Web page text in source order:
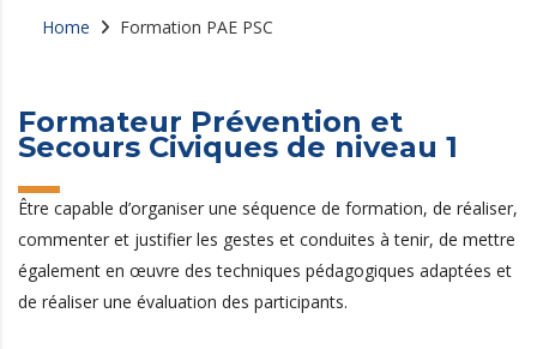
Home Formation PAE PSC
Formateur Prévention et
Secours Civiques de niveau 1
Être capable d’organiser une séquence de formation, de réaliser,
commenter et justifier les gestes et conduites à tenir, de mettre
également en œuvre des techniques pédagogiques adaptées et
de réaliser une évaluation des participants.